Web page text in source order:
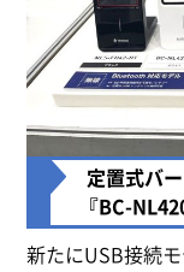
定置式バ
『BC-
新たにUSB接続モ